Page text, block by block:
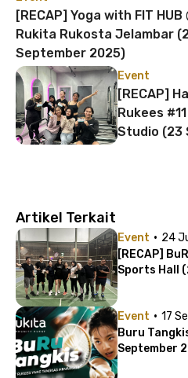
[RECAP] Yoga with FIT HUB
Rukita Rukosta Jelambar
September 2025)
Event
[RECAP]
Rukees
Studio (23
Artikel Terkait
Event · 24
[RECAP]
Sports Hall
Event · 17
Buru
September